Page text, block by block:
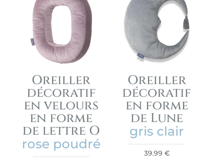
Oreiller
décoratif
en velours
en forme
de lettre O
rose poudré
Oreiller
décoratif
en forme
de Lune
gris clair
39.99 €